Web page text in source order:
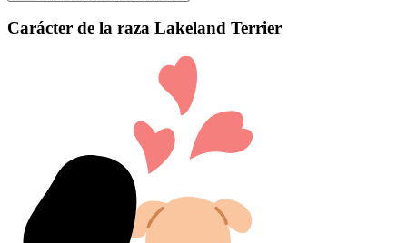
Carácter de la raza Lakeland Terrier